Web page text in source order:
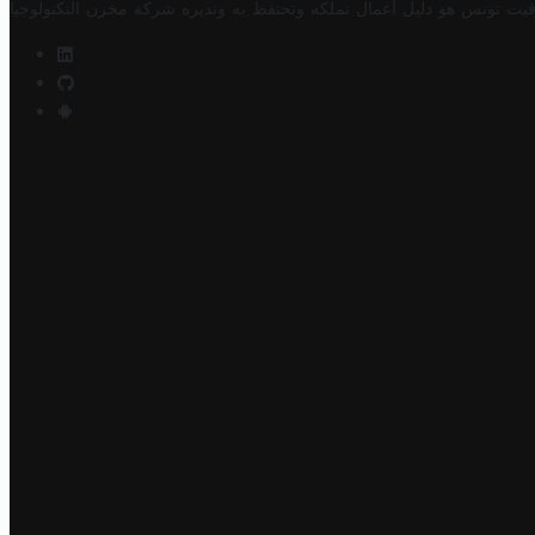
تونس هو دليل أعمال تملكه وتحتفظ به وتديره شركة مخزن التكنولوجيا